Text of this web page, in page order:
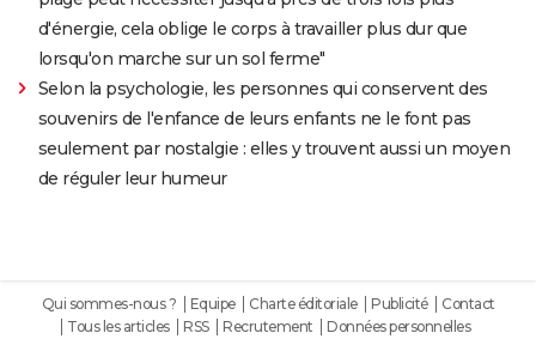
d'énergie, cela oblige le corps à travailler plus dur que
lorsqu'on marche sur un sol ferme"
Selon la psychologie, les personnes qui conservent des
souvenirs de l'enfance de leurs enfants ne le font pas
seulement par nostalgie : elles y trouvent aussi un moyen
de réguler leur humeur
Qui sommes-nous ? Equipe Charte éditoriale Publicité
Contact
Tous les articles
RSS Recrutement Données personnelles